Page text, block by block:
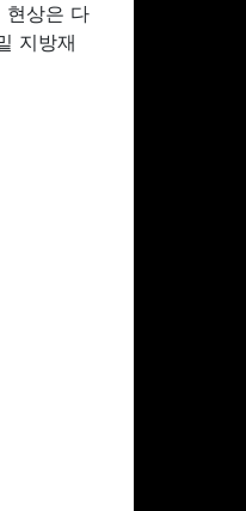
현상은 다
지방재